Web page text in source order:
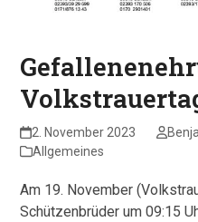
2. November 2023
Allgemeines
Am 19. November
Schützenbrüder um 09:15